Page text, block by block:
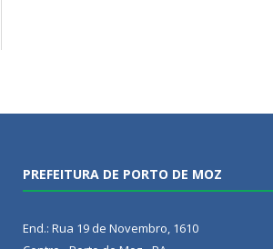
PREFEITURA DE PORTO DE MOZ
End.: Rua 19 de Novembro, 1610